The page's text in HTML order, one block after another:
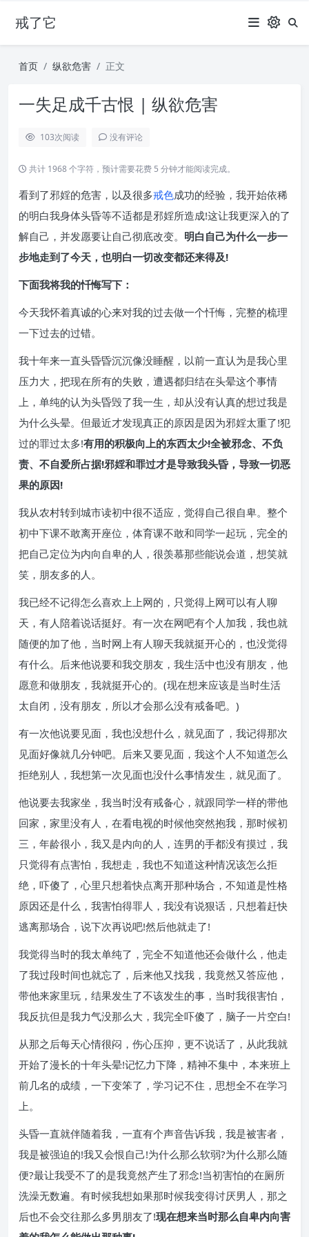
戒了它
首页 纵欲危害 正文
一失足成千古恨 | 纵欲危害
103次阅读 没有评论
共计 1968 个字符，预计需要花费 5 分钟才能阅读完成。
看到了邪婬的危害，以及很多戒色成功的经验，我开始依稀
的明白我身体头昏等不适都是邪婬所造成!这让我更深入的了
解自己，并发愿要让自己彻底改变。 明白自己为什么一步一
步地走到了今天，也明白一切改变都还来得及!
下面我将我的忏悔写下：
今天我怀着真诚的心来对我的过去做一个忏悔，完整的梳理
一下过去的过错。
我十年来一直头昏昏沉沉像没睡醒，以前一直认为是我心里
压力大，把现在所有的失败，遭遇都归结在头晕这个事情
上，单纯的认为头昏毁了我一生，却从没有认真的想过我是
为什么头晕。但最近才发现真正的原因是因为邪婬太重了!犯
过的罪过太多!有用的积极向上的东西太少!全被邪念、不负
责、不自爱所占据!邪婬和罪过才是导致我头昏，导致一切恶
果的原因!
我从农村转到城市读初中很不适应，觉得自己很自卑。整个
初中下课不敢离开座位，体育课不敢和同学一起玩，完全的
把自己定位为内向自卑的人，很羡慕那些能说会道，想笑就
笑，朋友多的人。
我已经不记得怎么喜欢上上网的，只觉得上网可以有人聊
天，有人陪着说话挺好。有一次在网吧有个人加我，我也就
随便的加了他，当时网上有人聊天我就挺开心的，也没觉得
有什么。后来他说要和我交朋友，我生活中也没有朋友，他
愿意和做朋友，我就挺开心的。(现在想来应该是当时生活
太自闭，没有朋友，所以才会那么没有戒备吧。)
有一次他说要见面，我也没想什么，就见面了，我记得那次
见面好像就几分钟吧。后来又要见面，我这个人不知道怎么
拒绝别人，我想第一次见面也没什么事情发生，就见面了。
他说要去我家坐，我当时没有戒备心，就跟同学一样的带他
回家，家里没有人，在看电视的时候他突然抱我，那时候初
三，年龄很小，我又是内向的人，连男的手都没有摸过，我
只觉得有点害怕，我想走，我也不知道这种情况该怎么拒
绝，吓傻了，心里只想着快点离开那种场合，不知道是性格
原因还是什么，我害怕得罪人，我没有说狠话，只想着赶快
逃离那场合，说下次再说吧!然后他就走了!
我觉得当时的我太单纯了，完全不知道他还会做什么，他走
了我过段时间也就忘了，后来他又找我，我竟然又答应他，
带他来家里玩，结果发生了不该发生的事，当时我很害怕，
我反抗但是我力气没那么大，我完全吓傻了，脑子一片空白!
从那之后每天心情很闷，伤心压抑，更不说话了，从此我就
开始了漫长的十年头晕!记忆力下降，精神不集中，本来班上
前几名的成绩，一下变笨了，学习记不住，思想全不在学习
上。
头昏一直就伴随着我，一直有个声音告诉我，我是被害者，
我是被强迫的!我又会恨自己!为什么那么软弱?为什么那么随
便?最让我受不了的是我竟然产生了邪念!当初害怕的在厕所
洗澡无数遍。有时候我想如果那时候我变得讨厌男人，那之
后也不会交往那么多男朋友了!现在想来当时那么自卑内向害